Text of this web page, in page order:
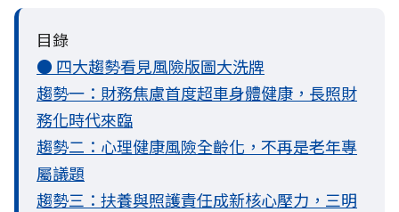
目錄
● 四大趨勢看見風險版圖大洗牌
趨勢一：財務焦慮首度超車身體健康，長照財
務化時代來臨
趨勢二：心理健康風險全齡化，不再是老年專
屬議題
趨勢三：扶養與照護責任成新核心壓力，三明